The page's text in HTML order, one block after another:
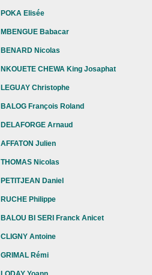
POKA Elisée
MBENGUE Babacar
BENARD Nicolas
NKOUETE CHEWA King Josaphat
LEGUAY Christophe
BALOG François Roland
DELAFORGE Arnaud
AFFATON Julien
THOMAS Nicolas
PETITJEAN Daniel
RUCHE Philippe
BALOU BI SERI Franck Anicet
CLIGNY Antoine
GRIMAL Rémi